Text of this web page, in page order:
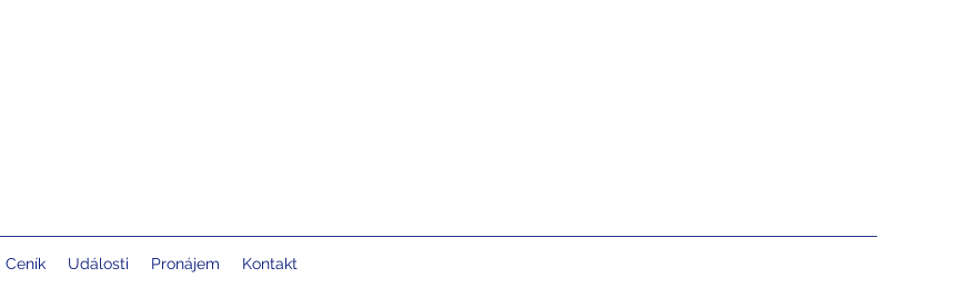
Ceník Události Pronájem Kontakt